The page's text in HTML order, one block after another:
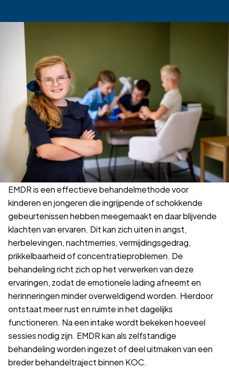
Terug naar overzicht
EMDR is een effectieve behandelmethode voor
kinderen en jongeren die ingrijpende of schokkende
gebeurtenissen hebben meegemaakt en daar blijvende
klachten van ervaren. Dit kan zich uiten in angst,
herbelevingen, nachtmerries, vermijdingsgedrag,
prikkelbaarheid of concentratieproblemen. De
behandeling richt zich op het verwerken van deze
ervaringen, zodat de emotionele lading afneemt en
herinneringen minder overweldigend worden. Hierdoor
ontstaat meer rust en ruimte in het dagelijks
functioneren. Na een intake wordt bekeken hoeveel
sessies nodig zijn. EMDR kan als zelfstandige
behandeling worden ingezet of deel uitmaken van een
breder behandeltraject binnen KOC.